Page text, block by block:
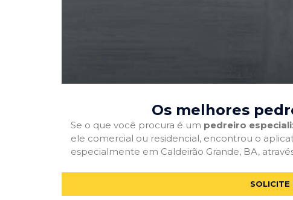
Os melhores
Se o que você procura é um pedreiro
ele comercial ou residencial, encontrou o
especialmente em Caldeirão Grande, BA,
SOLICITE